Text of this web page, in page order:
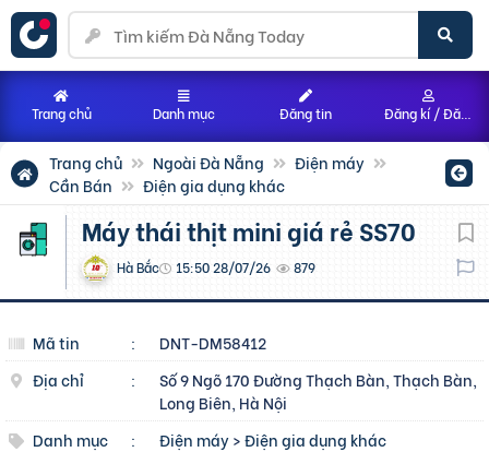
Trang chủ Ngoài Đà Nẵng
Điện máy
Cần Bán
Điện gia dụng khác
Máy thái thịt mini giá rẻ SS70
Hà Bắc 15:50 28/07/26 879
Mã tin :
DNT-DM58412
Địa chỉ
:
Số 9 Ngõ 170 Đường Thạch Bàn, Thạch Bàn,
Long Biên, Hà Nội
Danh mục
: Điện máy>Điện gia dụng khác
Trang chủ Danh mục Đăng tin